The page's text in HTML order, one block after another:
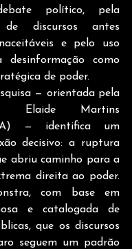
político, pela
de discursos antes
e pelo uso
desinformação como
de poder.
— orientada pela
Elaide Martins
— identifica um
decisivo: a ruptura
abriu caminho para a
direita ao poder.
com base em
e catalogada de
que os discursos
seguem um padrão